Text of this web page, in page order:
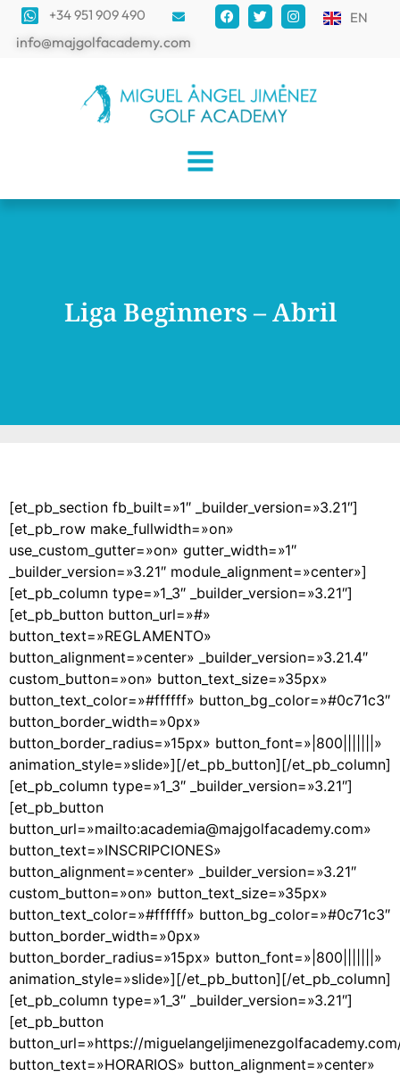
+34 951 909 490
info@majgolfacademy.com
EN
Liga Beginners – Abril
[et_pb_section fb_built=»1″ _builder_version=»3.21″]
[et_pb_row make_fullwidth=»on»
use_custom_gutter=»on» gutter_width=»1″
_builder_version=»3.21″ module_alignment=»center»]
[et_pb_column type=»1_3″ _builder_version=»3.21″]
[et_pb_button button_url=»#»
button_text=»REGLAMENTO»
button_alignment=»center» _builder_version=»3.21.4″
custom_button=»on» button_text_size=»35px»
button_text_color=»#ffffff» button_bg_color=»#0c71c3″
button_border_width=»0px»
button_border_radius=»15px» button_font=»|800|||||||»
animation_style=»slide»][/et_pb_button][/et_pb_column]
[et_pb_column type=»1_3″ _builder_version=»3.21″]
[et_pb_button
button_url=»mailto:academia@majgolfacademy.com»
button_text=»INSCRIPCIONES»
button_alignment=»center» _builder_version=»3.21″
custom_button=»on» button_text_size=»35px»
button_text_color=»#ffffff» button_bg_color=»#0c71c3″
button_border_width=»0px»
button_border_radius=»15px» button_font=»|800|||||||»
animation_style=»slide»][/et_pb_button][/et_pb_column]
[et_pb_column type=»1_3″ _builder_version=»3.21″]
[et_pb_button
button_url=»https://
button_text=»HORARIOS» button_alignment=»center»